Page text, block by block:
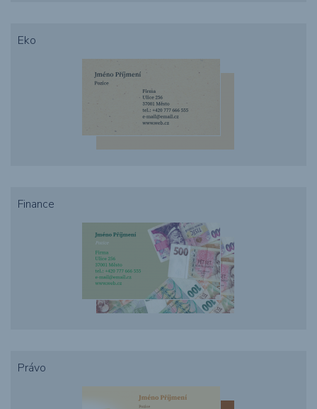
Eko
Finance
Právo